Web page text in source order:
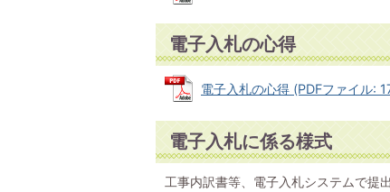
電子入札の心得
電子入札の心得 (PDFファイル:
電子入札に係る様式
工事内訳書等、電子入札システムで提